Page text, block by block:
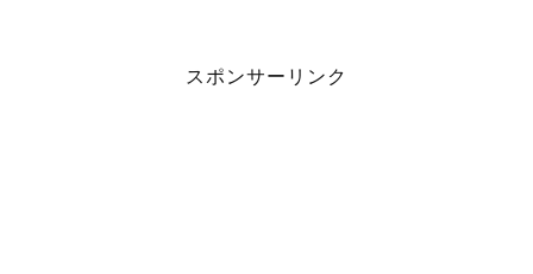
スポンサーリンク